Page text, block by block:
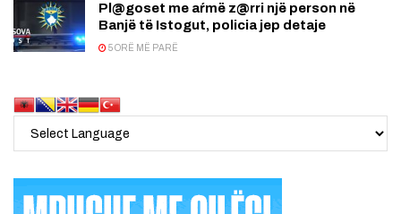
Pl@goset me aŕmë z@rri një person në
Banjë të Istogut, policia jep detaje
5 ORË MË PARË